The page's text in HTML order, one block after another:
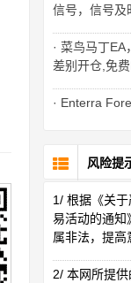
信号，信号及
· 菜鸟马丁
差别开仓,免
· Enterra
风险提
1/ 根据《关
易活动的通知
属非法，提高
2/ 本网所提